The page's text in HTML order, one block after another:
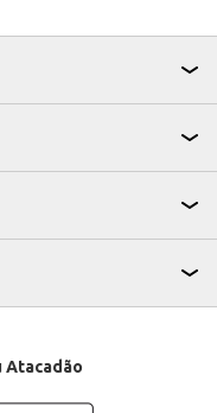
Atacadão